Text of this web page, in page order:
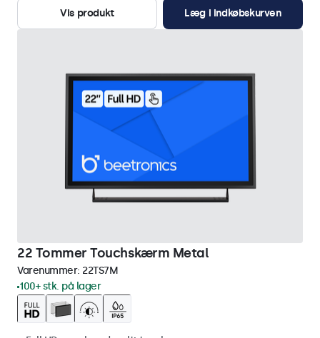
Vis produkt
Læg i indkøbskurven
22 Tommer Touchskærm Metal
Varenummer: 22TS7M
100+ stk. på lager